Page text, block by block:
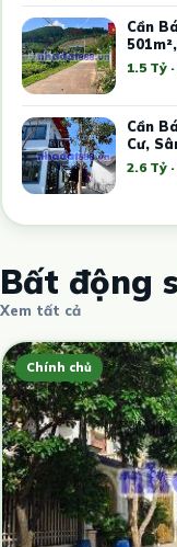
Cần
Quanh
1.5 Tỷ
Cần
Cư,
2.6 Tỷ
Bất động
Xem tất cả
Chính chủ